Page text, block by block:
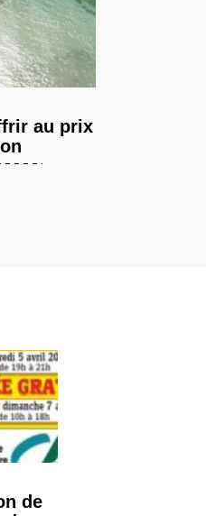
au prix
de